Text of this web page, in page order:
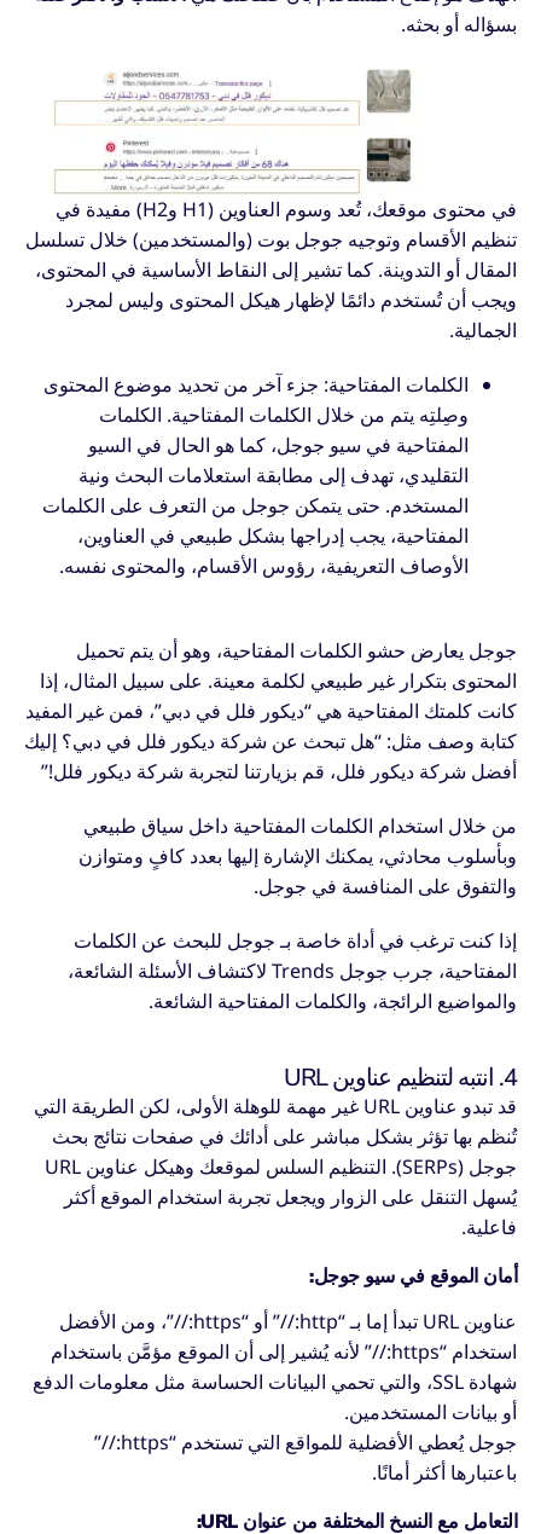
بسؤاله أو بحثه.
في محتوى موقعك، تُعد وسوم العناوين (H1 وH2) مفيدة في
تنظيم الأقسام وتوجيه جوجل بوت (والمستخدمين) خلال تسلسل
المقال أو التدوينة. كما تشير إلى النقاط الأساسية في المحتوى،
ويجب أن تُستخدم دائمًا لإظهار هيكل المحتوى وليس لمجرد
الجمالية.
الكلمات المفتاحية: جزء آخر من تحديد موضوع المحتوى
وصِلتِه يتم من خلال الكلمات المفتاحية. الكلمات
المفتاحية في سيو جوجل، كما هو الحال في السيو
التقليدي، تهدف إلى مطابقة استعلامات البحث ونية
المستخدم. حتى يتمكن جوجل من التعرف على الكلمات
المفتاحية، يجب إدراجها بشكل طبيعي في العناوين،
الأوصاف التعريفية، رؤوس الأقسام، والمحتوى نفسه.
جوجل يعارض حشو الكلمات المفتاحية، وهو أن يتم تحميل
المحتوى بتكرار غير طبيعي لكلمة معينة. على سبيل المثال، إذا
كانت كلمتك المفتاحية هي “ديكور فلل في دبي”، فمن غير المفيد
كتابة وصف مثل: “هل تبحث عن شركة ديكور فلل في دبي؟ إليك
أفضل شركة ديكور فلل، قم بزيارتنا لتجربة شركة ديكور فلل!”
من خلال استخدام الكلمات المفتاحية داخل سياق طبيعي
وبأسلوب محادثي، يمكنك الإشارة إليها بعدد كافٍ ومتوازن
والتفوق على المنافسة في جوجل.
إذا كنت ترغب في أداة خاصة بـ جوجل للبحث عن الكلمات
المفتاحية، جرب جوجل Trends لاكتشاف الأسئلة الشائعة،
والمواضيع الرائجة، والكلمات المفتاحية الشائعة.
4. انتبه لتنظيم عناوين URL
قد تبدو عناوين URL غير مهمة للوهلة الأولى، لكن الطريقة التي
تُنظم بها تؤثر بشكل مباشر على أدائك في صفحات نتائج بحث
جوجل (SERPs). التنظيم السلس لموقعك وهيكل عناوين URL
يُسهل التنقل على الزوار ويجعل تجربة استخدام الموقع أكثر
فاعلية.
أمان الموقع في سيو جوجل:
عناوين URL تبدأ إما بـ “http://” أو “https://”، ومن الأفضل
استخدام “https://” لأنه يُشير إلى أن الموقع مؤمَّن باستخدام
شهادة SSL، والتي تحمي البيانات الحساسة مثل معلومات الدفع
أو بيانات المستخدمين.
جوجل يُعطي الأفضلية للمواقع التي تستخدم “https://”
باعتبارها أكثر أمانًا.
التعامل مع النسخ المختلفة من عنوان URL: